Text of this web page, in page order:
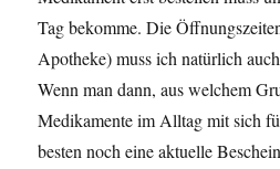
Tag bekomme. Die
Apotheke) muss ich natürlich
Wenn man dann, aus welchem
Medikamente im Alltag mit sich
besten noch eine aktuelle